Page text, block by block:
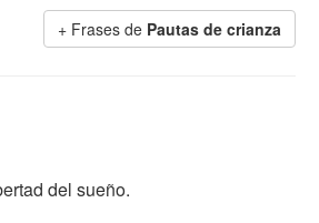
+ Frases de Pautas de crianza
del sueño.